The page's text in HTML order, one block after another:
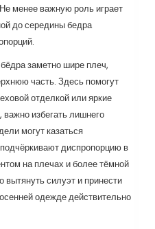
менее важную роль играет
до середины бедра
заметно шире плеч,
часть. Здесь помогут
отделкой или яркие
избегать лишнего
могут казаться
диспропорцию в
на плечах и более тёмной
силуэт и принести
одежде действительно